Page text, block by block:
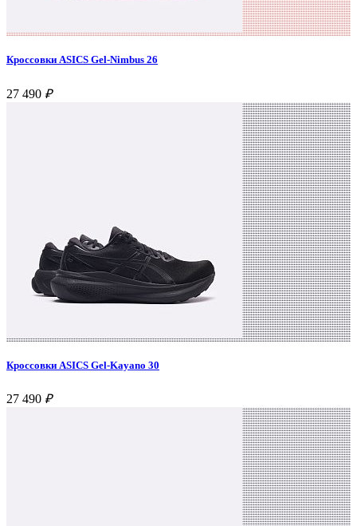
Кроссовки ASICS Gel-Nimbus 26
27 490 ₽
Кроссовки ASICS Gel-Kayano 30
27 490 ₽